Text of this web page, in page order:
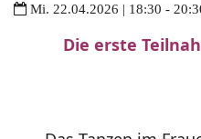
Mi. 22.04.2026 | 18:30 -
Die erste